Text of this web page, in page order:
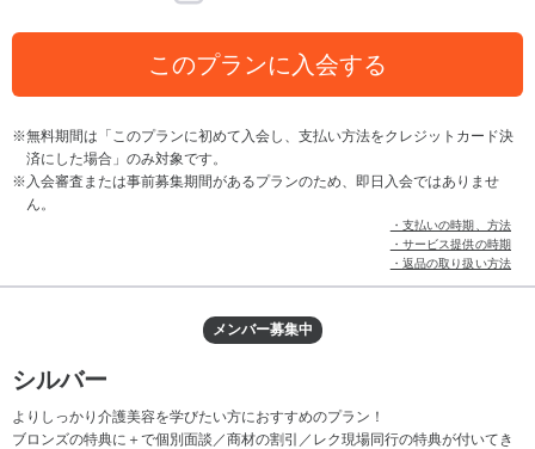
このプランに入会する
無料期間は「このプランに初めて入会し、支払い方法をクレジットカード決
済にした場合」のみ対象です。
入会審査または事前募集期間があるプランのため、即日入会ではありませ
ん。
・支払いの時期、方法
・サービス提供の時期
・返品の取り扱い方法
メンバー募集中
シルバー
よりしっかり介護美容を学びたい方におすすめのプラン！
ブロンズの特典に＋で個別面談／商材の割引／レク現場同行の特典が付いてき